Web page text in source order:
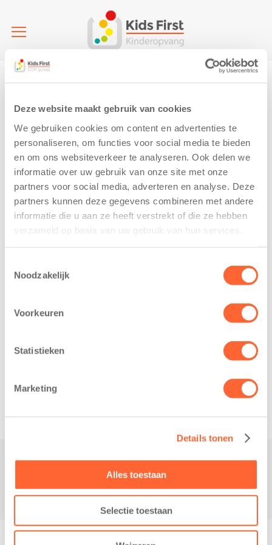
Deze website maakt gebruik van cookies
We gebruiken cookies om content en advertenties te
personaliseren, om functies voor social media te bieden
en om ons websiteverkeer te analyseren. Ook delen we
informatie over uw gebruik van onze site met onze
partners voor social media, adverteren en analyse. Deze
partners kunnen deze gegevens combineren met andere
informatie die u aan ze heeft verstrekt of die ze hebben
verzameld op basis van uw gebruik van hun services.
Noodzakelijk
Voorkeuren
Statistieken
Marketing
Details tonen
Alles toestaan
Selectie toestaan
Boazum | Peuteropvang | Kindcentrum Boazum (PO)
boazum foto 3
4 October 2024